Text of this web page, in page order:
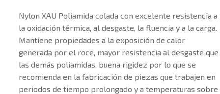
Nylon XAU Poliamida colada con excelente resistencia a
la oxidación térmica, al desgaste, la fluencia y a la carga.
Mantiene propiedades a la exposición de calor
generada por el roce, mayor resistencia al desgaste que
las demás poliamidas, buena rigidez por lo que se
recomienda en la fabricación de piezas que trabajen en
periodos de tiempo prolongado y a temperaturas sobre